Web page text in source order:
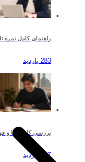
راهنمای کامل نمره
283 بازدید
بررسی کاربردها و
187 بازدید